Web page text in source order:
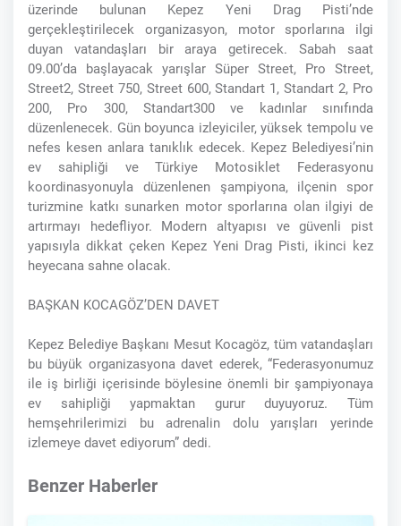
üzerinde bulunan Kepez Yeni Drag Pisti’nde
gerçekleştirilecek organizasyon, motor sporlarına ilgi
duyan vatandaşları bir araya getirecek. Sabah saat
09.00’da başlayacak yarışlar Süper Street, Pro Street,
Street2, Street 750, Street 600, Standart 1, Standart 2, Pro
200, Pro 300, Standart300 ve kadınlar sınıfında
düzenlenecek. Gün boyunca izleyiciler, yüksek tempolu ve
nefes kesen anlara tanıklık edecek. Kepez Belediyesi’nin
ev sahipliği ve Türkiye Motosiklet Federasyonu
koordinasyonuyla düzenlenen şampiyona, ilçenin spor
turizmine katkı sunarken motor sporlarına olan ilgiyi de
artırmayı hedefliyor. Modern altyapısı ve güvenli pist
yapısıyla dikkat çeken Kepez Yeni Drag Pisti, ikinci kez
heyecana sahne olacak.
BAŞKAN KOCAGÖZ’DEN DAVET
Kepez Belediye Başkanı Mesut Kocagöz, tüm vatandaşları
bu büyük organizasyona davet ederek, “Federasyonumuz
ile iş birliği içerisinde böylesine önemli bir şampiyonaya
ev sahipliği yapmaktan gurur duyuyoruz. Tüm
hemşehrilerimizi bu adrenalin dolu yarışları yerinde
izlemeye davet ediyorum” dedi.
Benzer Haberler